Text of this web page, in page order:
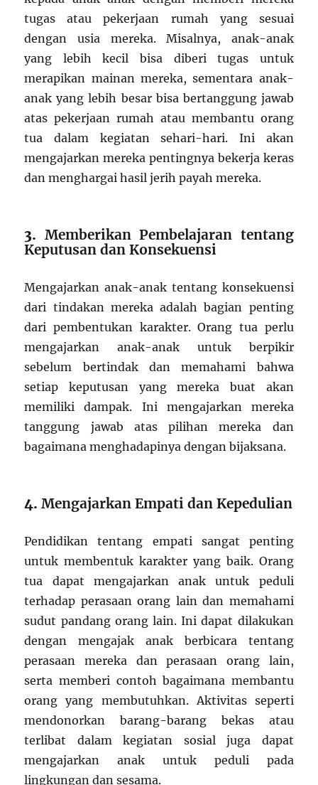
tugas atau pekerjaan rumah yang sesuai
dengan usia mereka. Misalnya, anak-anak
yang lebih kecil bisa diberi tugas untuk
merapikan mainan mereka, sementara anak-
anak yang lebih besar bisa bertanggung jawab
atas pekerjaan rumah atau membantu orang
tua dalam kegiatan sehari-hari. Ini akan
mengajarkan mereka pentingnya bekerja keras
dan menghargai hasil jerih payah mereka.
3. Memberikan Pembelajaran tentang
Keputusan dan Konsekuensi
Mengajarkan anak-anak tentang konsekuensi
dari tindakan mereka adalah bagian penting
dari pembentukan karakter. Orang tua perlu
mengajarkan anak-anak untuk berpikir
sebelum bertindak dan memahami bahwa
setiap keputusan yang mereka buat akan
memiliki dampak. Ini mengajarkan mereka
tanggung jawab atas pilihan mereka dan
bagaimana menghadapinya dengan bijaksana.
4.Mengajarkan Empati dan Kepedulian
Pendidikan tentang empati sangat penting
untuk membentuk karakter yang baik. Orang
tua dapat mengajarkan anak untuk peduli
terhadap perasaan orang lain dan memahami
sudut pandang orang lain. Ini dapat dilakukan
dengan mengajak anak berbicara tentang
perasaan mereka dan perasaan orang lain,
serta memberi contoh bagaimana membantu
orang yang membutuhkan. Aktivitas seperti
mendonorkan barang-barang bekas atau
terlibat dalam kegiatan sosial juga dapat
mengajarkan anak untuk peduli pada
lingkungan dan sesama.